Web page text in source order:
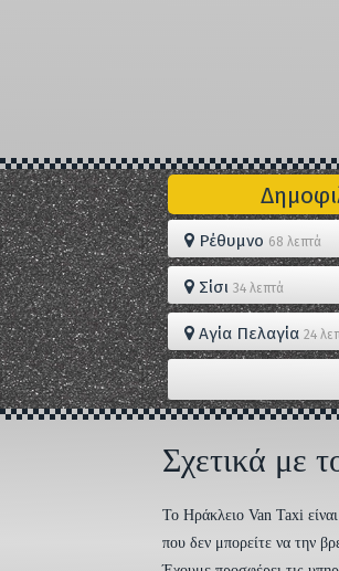
Ρέθυμνο 68 λεπτά
Σίσι34 λεπτά
Αγία Πελαγία24
Σχετικά με
To Ηράκλειο Van Taxi
που δεν μπορείτε να την